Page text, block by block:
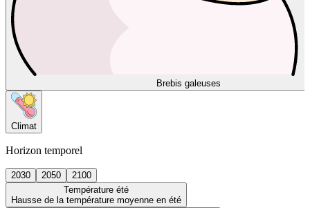
Brebis galeuses
Climat
Horizon temporel
2030 2050
2100
Température été
Hausse de la température moyenne en été